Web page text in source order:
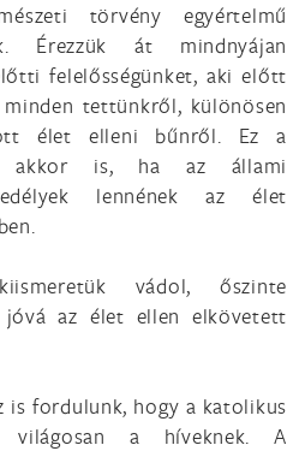
törvény egyértelmű
Érezzük át mindnyájan
felelősségünket, aki előtt
tettünkről, különösen
élet elleni bűnről. Ez a
akkor is, ha az állami
lennének az élet
vádol, őszinte
jóvá az élet ellen elkövetett
is fordulunk, hogy a katolikus
világosan a híveknek. A